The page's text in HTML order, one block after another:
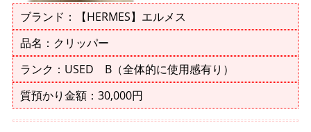
ブランド：【HERMES】エルメス
品名：クリッパー
ランク：USED B（全体的に使用感有り）
質預かり金額：30,000円